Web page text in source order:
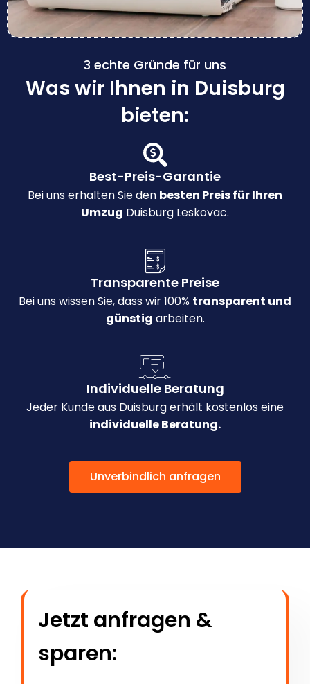
3 echte Gründe für uns
Was wir Ihnen in Duisburg
bieten:
Best-Preis-Garantie
Bei uns erhalten Sie den besten Preis für Ihren
Umzug Duisburg Leskovac.
Transparente Preise
Bei uns wissen Sie, dass wir 100% transparent und
günstig arbeiten.
Individuelle Beratung
Jeder Kunde aus Duisburg erhält kostenlos eine
individuelle Beratung.
Unverbindlich anfragen
Jetzt anfragen &
sparen: